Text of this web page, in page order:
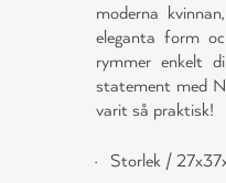
moderna
eleganta form
rymmer enkelt
statement med
varit så praktisk!
Storlek /